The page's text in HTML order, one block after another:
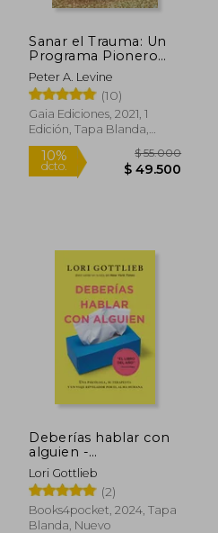
Sanar el Trauma: Un
Programa Pionero
Para Restaurar la
Sabiduría de tu
Cuerpo (Neo-Psique)
Peter A. Levine
(10)
Gaia Ediciones, 2021, 1
Edición, Tapa Blanda,
Nuevo
dcto.
Deberías hablar con
alguien -
Books4pocket
Lori Gottlieb
(2)
Books4pocket, 2024, Tapa
Blanda, Nuevo